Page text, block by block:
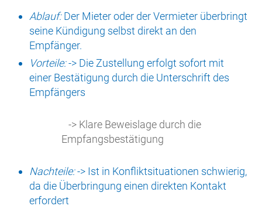
Ablauf:Der Mieter oder der Vermieter überbringt
seine Kündigung selbst direkt an den
Empfänger.
Vorteile:-> Die Zustellung erfolgt sofort mit
einer Bestätigung durch die Unterschrift des
Empfängers
-> Klare Beweislage durch die
Empfangsbestätigung
Nachteile:-> Ist in Konfliktsituationen schwierig,
da die Überbringung einen direkten Kontakt
erfordert